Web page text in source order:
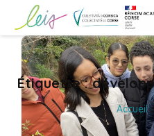
contenu
(Pressez
Entrée)
Collège Arthur
Étiquette :
Accueil